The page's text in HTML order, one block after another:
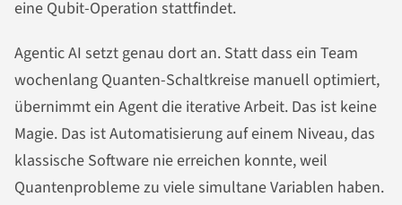
eine Qubit-Operation stattfindet.
Agentic AI setzt genau dort an. Statt dass ein Team
wochenlang Quanten-Schaltkreise manuell optimiert,
übernimmt ein Agent die iterative Arbeit. Das ist keine
Magie. Das ist Automatisierung auf einem Niveau, das
klassische Software nie erreichen konnte, weil
Quantenprobleme zu viele simultane Variablen haben.